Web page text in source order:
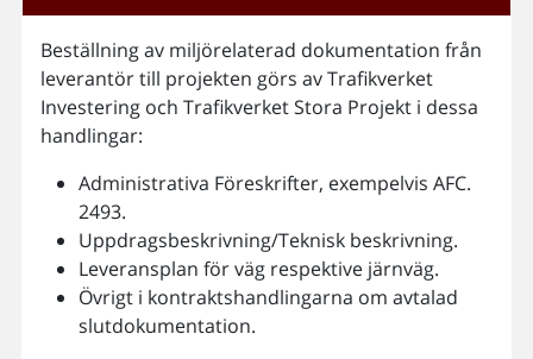
Beställning av miljörelaterad dokumentation från
leverantör till projekten görs av Trafikverket
Investering och Trafikverket Stora Projekt i dessa
handlingar:
Administrativa Föreskrifter, exempelvis AFC.
2493.
Uppdragsbeskrivning/Teknisk beskrivning.
Leveransplan för väg respektive järnväg.
Övrigt i kontraktshandlingarna om avtalad
slutdokumentation.